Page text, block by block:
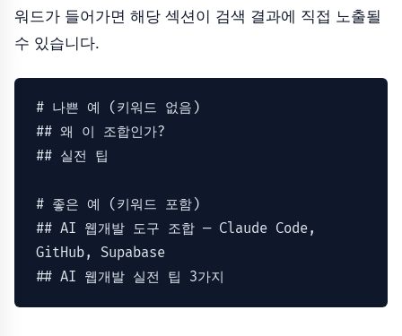
워드가 들어가면 해당 섹션이 검색 결과에 직접 노출될
수 있습니다.
# 나쁜 예 (키워드 없음)
## 왜 이 조합인가?
## 실전 팁
# 좋은 예 (키워드 포함)
## AI 웹개발 도구 조합 — Claude Code,
GitHub, Supabase
## AI 웹개발 실전 팁 3가지